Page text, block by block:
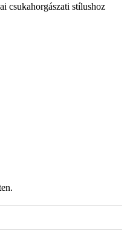
csukahorgászati stílushoz